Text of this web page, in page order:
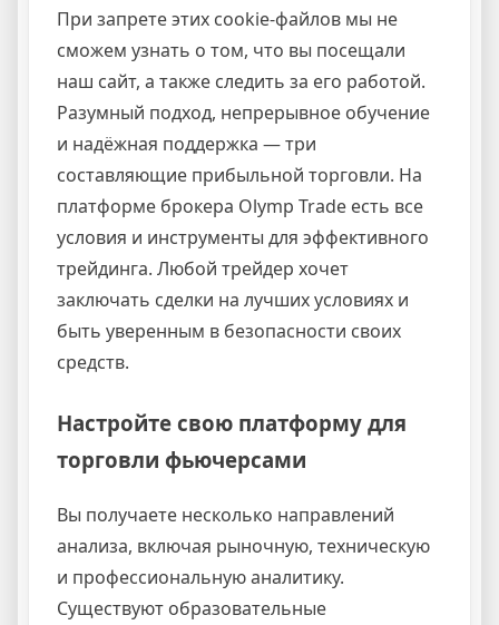
При запрете этих cookie-файлов мы не
сможем узнать о том, что вы посещали
наш сайт, а также следить за его работой.
Разумный подход, непрерывное обучение
и надёжная поддержка — три
составляющие прибыльной торговли. На
платформе брокера Olymp Trade есть все
условия и инструменты для эффективного
трейдинга. Любой трейдер хочет
заключать сделки на лучших условиях и
быть уверенным в безопасности своих
средств.
Настройте свою платформу для
торговли фьючерсами
Вы получаете несколько направлений
анализа, включая рыночную, техническую
и профессиональную аналитику.
Существуют образовательные